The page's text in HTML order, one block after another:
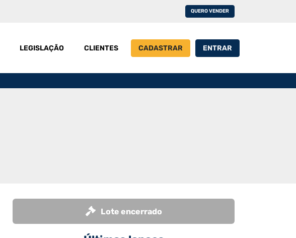
QUERO VENDER
LEGISLAÇÃO CLIENTES CADASTRAR ENTRAR
Lote encerrado